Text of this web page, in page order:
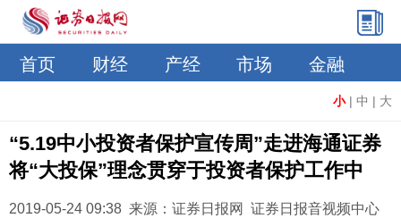
首页 财经 产经 市场 金融
小| 中 | 大
“5.19中小投资者保护宣传周”走进海通证券
将“大投保”理念贯穿于投资者保护工作中
2019-05-24 09:38 来源：证券日报网 证券日报音视频中心